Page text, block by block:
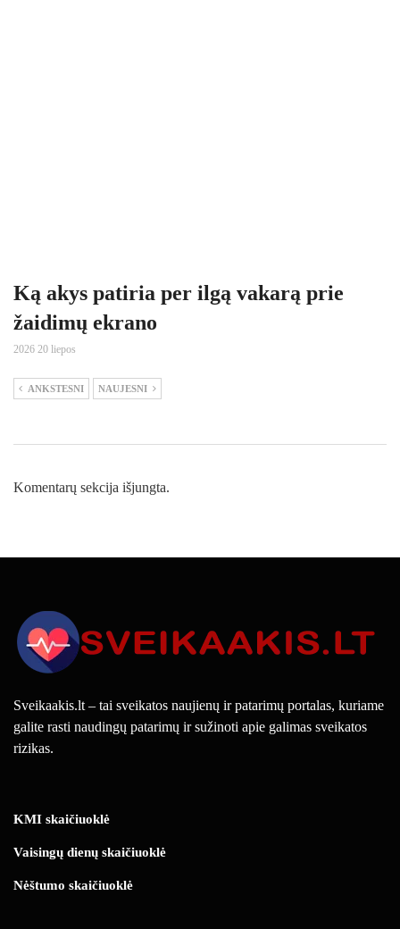
Ką akys patiria per ilgą vakarą prie
žaidimų ekrano
2026 20 liepos
ANKSTESNI NAUJESNI
Komentarų sekcija išjungta.
Sveikaakis.lt – tai sveikatos naujienų ir patarimų portalas, kuriame
galite rasti naudingų patarimų ir sužinoti apie galimas sveikatos
rizikas.
KMI skaičiuoklė
Vaisingų dienų skaičiuoklė
Nėštumo skaičiuoklė